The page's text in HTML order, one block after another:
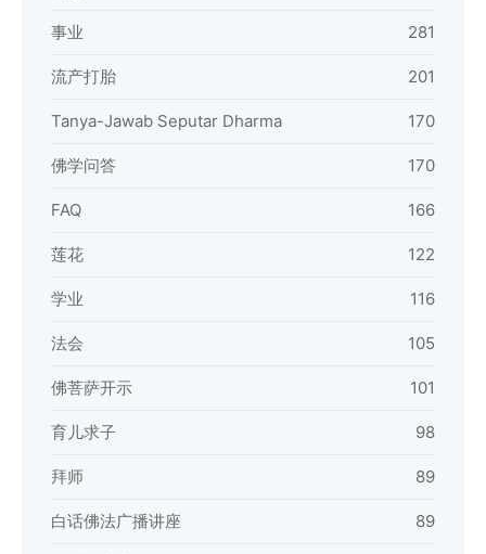
事业 281
流产打胎 201
Tanya-Jawab Seputar Dharma 170
佛学问答 170
FAQ 166
莲花 122
学业 116
法会 105
佛菩萨开示 101
育儿求子 98
拜师 89
白话佛法广播讲座 89